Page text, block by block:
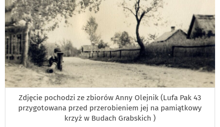
Zdjęcie pochodzi ze zbiorów Anny Olejnik (Lufa Pak 43
przygotowana przed przerobieniem jej na pamiątkowy
krzyż w Budach Grabskich )